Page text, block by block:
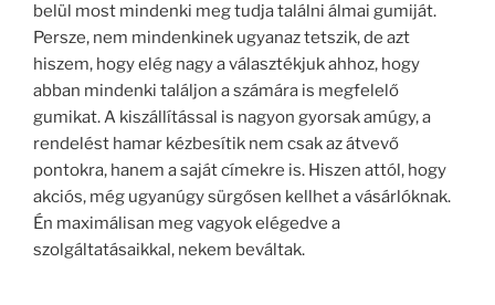
belül most mindenki meg tudja találni álmai gumiját.
Persze, nem mindenkinek ugyanaz tetszik, de azt
hiszem, hogy elég nagy a választékjuk ahhoz, hogy
abban mindenki találjon a számára is megfelelő
gumikat. A kiszállítással is nagyon gyorsak amúgy, a
rendelést hamar kézbesítik nem csak az átvevő
pontokra, hanem a saját címekre is. Hiszen attól, hogy
akciós, még ugyanúgy sürgősen kellhet a vásárlóknak.
Én maximálisan meg vagyok elégedve a
szolgáltatásaikkal, nekem beváltak.